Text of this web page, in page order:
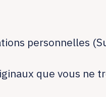
personnelles
que vous ne